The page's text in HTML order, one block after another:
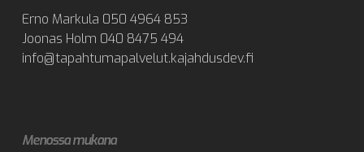
Erno Markula 050 4964 853
Joonas Holm 040 8475 494
info@tapahtumapalvelut.kajahdusdev.fi
Menossa mukana